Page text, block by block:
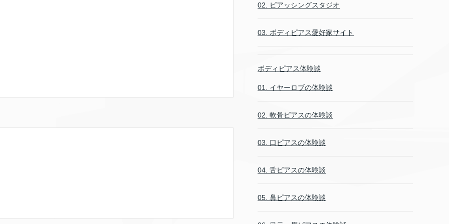
02. ピアッシングスタジオ
03. ボディピアス愛好家サイト
ボディピアス体験談
01. イヤーロブの体験談
02. 軟骨ピアスの体験談
03. 口ピアスの体験談
04. 舌ピアスの体験談
05. 鼻ピアスの体験談